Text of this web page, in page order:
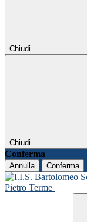
Chiudi
Chiudi
Conferma
Annulla Conferma
Pietro Terme